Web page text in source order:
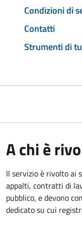
Condizioni di
Contatti
Strumenti di
A chi è
Il servizio è rivolto ai
appalti, contratti di
pubblico, e devono
dedicato su cui